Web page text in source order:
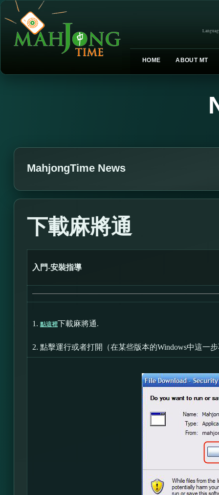
HOME ABOUT MT
MahjongTime News
下載麻將通
入門-安裝指導
1. 點這裡下載麻將通.
2. 點擊運行或者打開（在某些版本的Windows中這一